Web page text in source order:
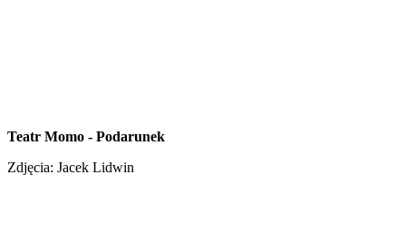
Teatr Momo - Podarunek
Zdjęcia: Jacek Lidwin